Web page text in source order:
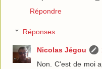
Répondre
Réponses
Nicolas Jégou
Non. C'est de moi